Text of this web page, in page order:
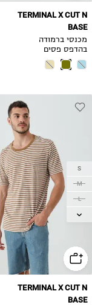
TERMINAL X CUT N
BASE
מכנסי ברמודה
בהדפס פסים
S
M
L
XL
TERMINAL X CUT N
BASE